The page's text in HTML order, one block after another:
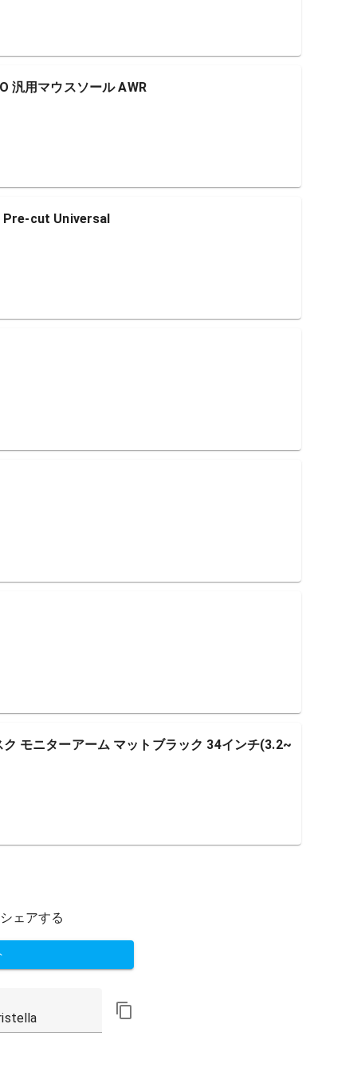
汎用マウスソール AWR
Pre-cut Universal
ク モニターアーム マットブラック 34インチ(3.2~
ェアする